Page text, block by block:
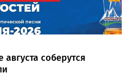
со всеми
тепла до конечных
соберутся